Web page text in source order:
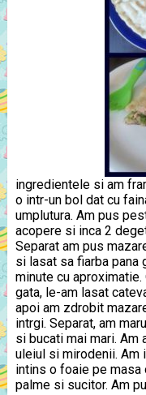
ingredientele si am
o intr-un bol dat cu
umplutura. Am pus
acopere si inca 2
Separat am pus
si lasat sa fiarba pana
minute cu
gata, le-am lasat
apoi am zdrobit
intrgi. Separat, am
si bucati mai mari. Am
uleiul si mirodenii. Am
intins o foaie pe masa
palme si sucitor. Am